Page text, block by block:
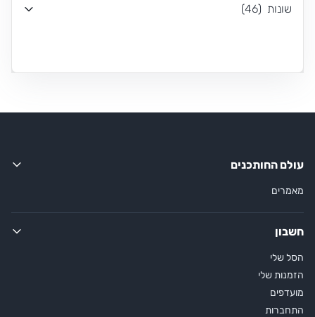
שונות (
46
)
עולם החותכנים
מאמרים
חשבון
הסל שלי
הזמנות שלי
מועדפים
התחברות